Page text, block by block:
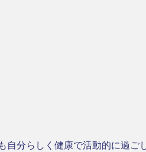
分らしく健康で活動的に過